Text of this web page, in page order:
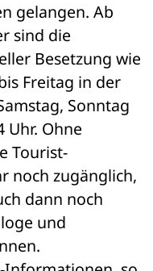
gelangen. Ab
sind die
Besetzung wie
Freitag in der
Sonntag
Uhr. Ohne
Tourist-
noch zugänglich,
dann noch
und